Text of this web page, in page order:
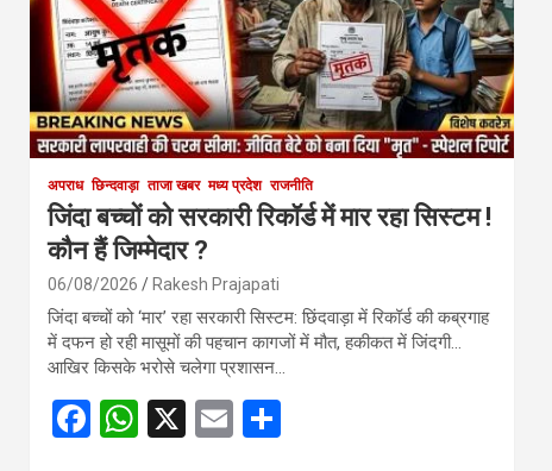
अपराध छिन्दवाड़ा ताजा खबर मध्य प्रदेश राजनीति
जिंदा बच्चों को सरकारी रिकॉर्ड में मार रहा सिस्टम !
कौन हैं जिम्मेदार ?
06/08/2026 Rakesh Prajapati
जिंदा बच्चों को ‘मार’ रहा सरकारी सिस्टम: छिंदवाड़ा में रिकॉर्ड की कब्रगाह
में दफन हो रही मासूमों की पहचान कागजों में मौत, हकीकत में जिंदगी…
आखिर किसके भरोसे चलेगा प्रशासन…
F
W X
E